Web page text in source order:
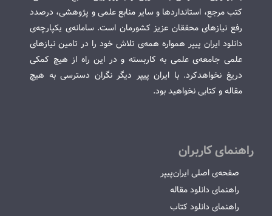
کتب مرجع، استانداردها و سایر منابع علمی و پژوهشی، درصدد
رفع نیازهای محققان عزیز کشورمان است. سامانه‌ی یکپارچه‌ی
دانلود ایران پیپر همواره همه‌ی تلاش خود را در تامین نیازهای
علمی جامعه‌ی علمی به کاربسته و در این راه از هیچ کمکی
دریغ نخواهدکرد. با ایران پیپر دیگر نگران دسترسی به هیچ
مقاله و کتابی نخواهید بود.
راهنمای کاربران
صفحه‌ی اصلی ایران‌پیپر
راهنمای دانلود مقاله
راهنمای دانلود کتاب